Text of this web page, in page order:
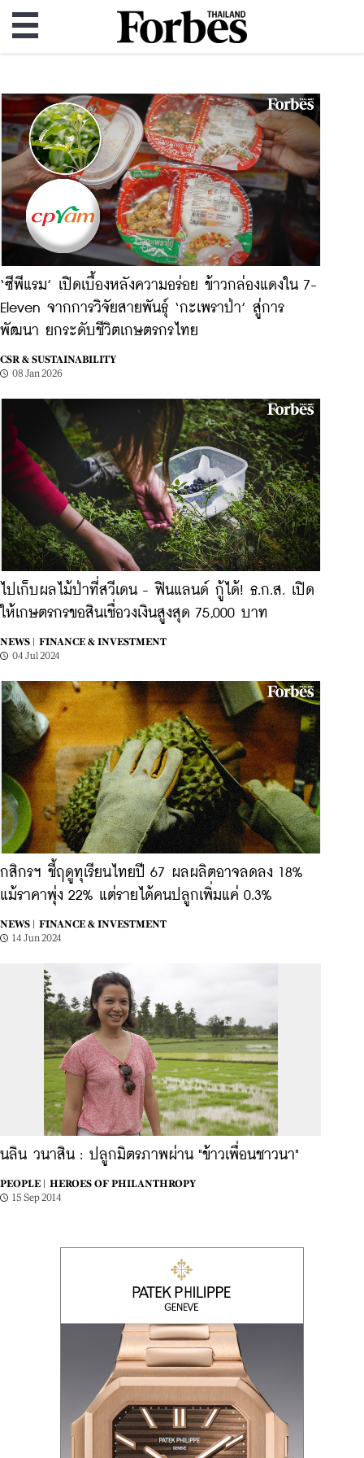
‘ซีพีแรม’ เปิดเบื้องหลังความอร่อย ข้าวกล่องแดงใน 7-
Eleven จากการวิจัยสายพันธุ์ ‘กะเพราป่า’ สู่การ
พัฒนา ยกระดับชีวิตเกษตรกรไทย
CSR & SUSTAINABILITY
08 Jan 2026
ไปเก็บผลไม้ป่าที่สวีเดน - ฟินแลนด์ กู้ได้! ธ.ก.ส. เปิด
ให้เกษตรกรขอสินเชื่อวงเงินสูงสุด 75,000 บาท
NEWS |
FINANCE & INVESTMENT
04 Jul 2024
กสิกรฯ ชี้ฤดูทุเรียนไทยปี 67 ผลผลิตอาจลดลง 18%
แม้ราคาพุ่ง 22% แต่รายได้คนปลูกเพิ่มแค่ 0.3%
NEWS |
FINANCE & INVESTMENT
14 Jun 2024
นลิน วนาสิน : ปลูกมิตรภาพผ่าน "ข้าวเพื่อนชาวนา"
PEOPLE |
HEROES OF PHILANTHROPY
15 Sep 2014